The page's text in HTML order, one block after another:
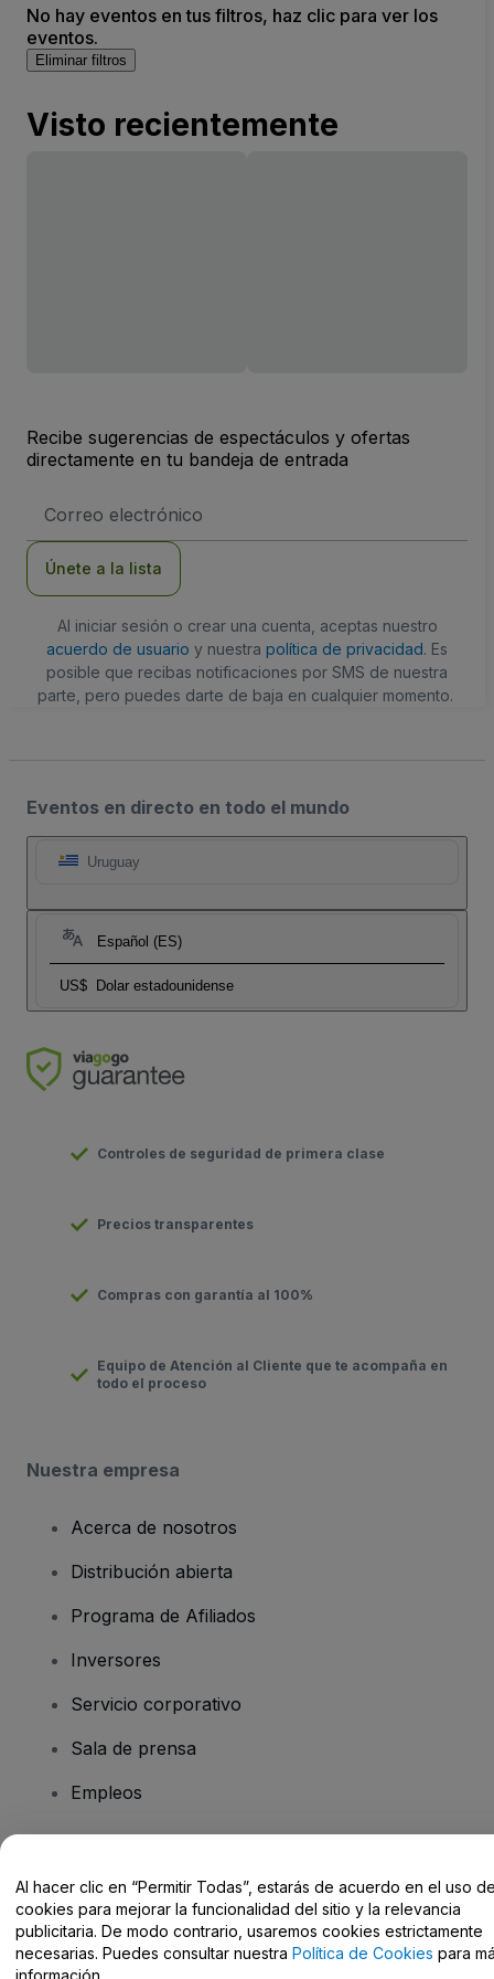
No hay eventos en tus filtros, haz clic para ver los
eventos.
Eliminar filtros
Visto recientemente
Recibe sugerencias de espectáculos y ofertas
directamente en tu bandeja de entrada
de
Únete a la lista
Al iniciar sesión o crear una cuenta, aceptas nuestro
acuerdo de usuario y nuestra política de privacidad. Es
posible que recibas notificaciones por SMS de nuestra
parte, pero puedes darte de baja en cualquier momento.
Eventos en directo en todo el mundo
Uruguay
Español (ES)
US$ Dolar estadounidense
Controles de seguridad de primera clase
Precios transparentes
Compras con garantía al 100%
Equipo de Atención al Cliente que te acompaña en
todo el proceso
Nuestra empresa
Acerca de nosotros
Distribución abierta
Programa de Afiliados
Inversores
Servicio corporativo
Sala de prensa
Empleos
Centro de Ayuda / Contacto
Al hacer clic en “Permitir Todas”, estarás de acuerdo en el uso
cookies para mejorar la funcionalidad del sitio y la relevancia
publicitaria. De modo contrario, usaremos cookies estrictamente
necesarias. Puedes consultar nuestra Política de Cookies para
información.